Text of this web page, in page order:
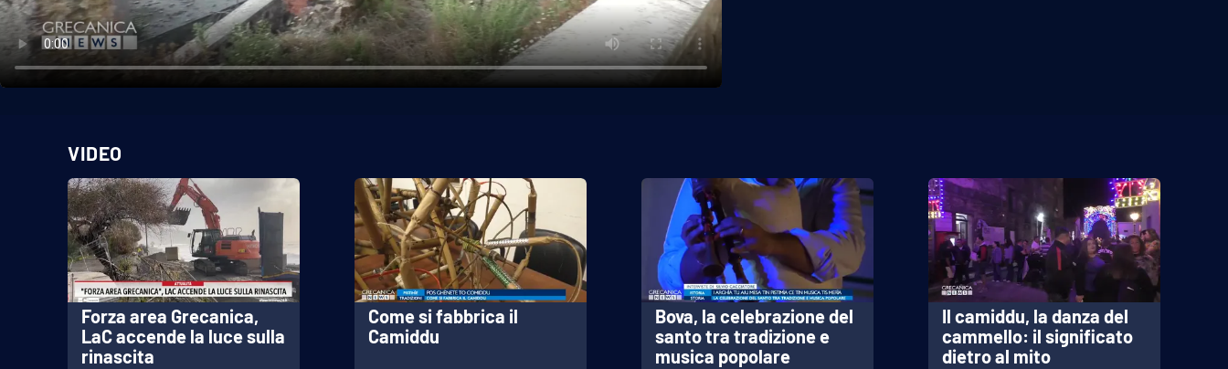
Sanità
Società
Rubriche
Good Morning Vietnam
Parchi Marini Calabria
Leggendo Alvaro insieme
Imprese Di Calabria
VIDEO
Forza area Grecanica,
LaC accende la luce sulla
rinascita
Come si fabbrica il
Camiddu
Bova, la celebrazione del
santo tra tradizione e
musica popolare
Il camiddu, la danza del
cammello: il significato
dietro al mito